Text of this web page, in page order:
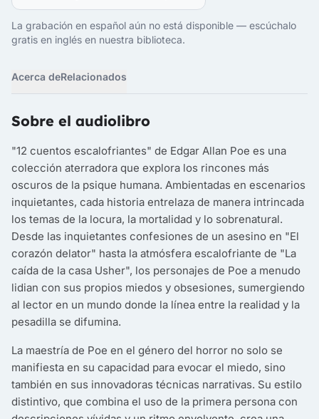
La grabación en español aún no está disponible — escúchalo
gratis en inglés en nuestra biblioteca.
Acerca deRelacionados
Sobre el audiolibro
"12 cuentos escalofriantes" de Edgar Allan Poe es una
colección aterradora que explora los rincones más
oscuros de la psique humana. Ambientadas en escenarios
inquietantes, cada historia entrelaza de manera intrincada
los temas de la locura, la mortalidad y lo sobrenatural.
Desde las inquietantes confesiones de un asesino en "El
corazón delator" hasta la atmósfera escalofriante de "La
caída de la casa Usher", los personajes de Poe a menudo
lidian con sus propios miedos y obsesiones, sumergiendo
al lector en un mundo donde la línea entre la realidad y la
pesadilla se difumina.
La maestría de Poe en el género del horror no solo se
manifiesta en su capacidad para evocar el miedo, sino
también en sus innovadoras técnicas narrativas. Su estilo
distintivo, que combina el uso de la primera persona con